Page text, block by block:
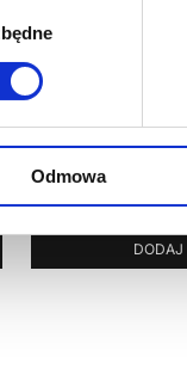
Odmowa
pokrywka; 0,7 l
DODAJ